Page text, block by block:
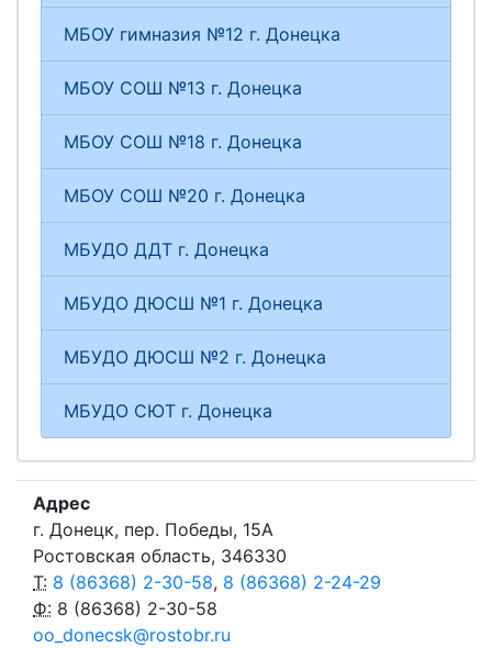
МБОУ гимназия №12 г. Донецка
МБОУ СОШ №13 г. Донецка
МБОУ СОШ №18 г. Донецка
МБОУ СОШ №20 г. Донецка
МБУДО ДДТ г. Донецка
МБУДО ДЮСШ №1 г. Донецка
МБУДО ДЮСШ №2 г. Донецка
МБУДО СЮТ г. Донецка
Адрес
г. Донецк, пер. Победы, 15А
Ростовская область, 346330
Т: 8 (86368) 2-30-58, 8 (86368) 2-24-29
Ф: 8 (86368) 2-30-58
oo_donecsk@rostobr.ru